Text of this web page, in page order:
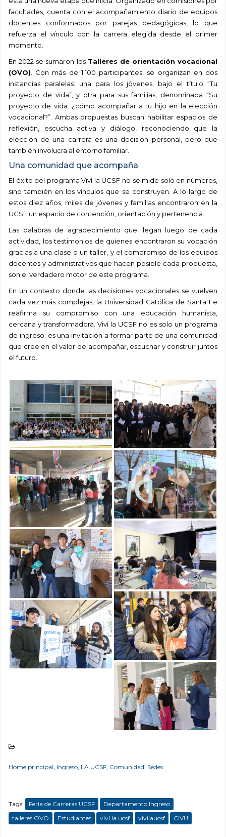
facultades, cuenta con el acompañamiento diario de equipos
docentes conformados por parejas pedagógicas, lo que
refuerza el vínculo con la carrera elegida desde el primer
momento.
En 2022 se sumaron los Talleres de orientación vocacional
(OVO) . Con más de 1.100 participantes, se organizan en dos
instancias paralelas: una para los jóvenes, bajo el título “Tu
proyecto de vida”, y otra para sus familias, denominada “Su
proyecto de vida: ¿cómo acompañar a tu hijo en la elección
vocacional?”. Ambas propuestas buscan habilitar espacios de
reflexión, escucha activa y diálogo, reconociendo que la
elección de una carrera es una decisión personal, pero que
también involucra al entorno familiar.
Una comunidad que acompaña
El éxito del programa Viví la UCSF no se mide solo en números,
sino también en los vínculos que se construyen. A lo largo de
estos diez años, miles de jóvenes y familias encontraron en la
UCSF un espacio de contención, orientación y pertenencia.
Las palabras de agradecimiento que llegan luego de cada
actividad, los testimonios de quienes encontraron su vocación
gracias a una clase o un taller, y el compromiso de los equipos
docentes y administrativos que hacen posible cada propuesta,
son el verdadero motor de este programa.
En un contexto donde las decisiones vocacionales se vuelven
cada vez más complejas, la Universidad Católica de Santa Fe
reafirma su compromiso con una educación humanista,
cercana y transformadora. Viví la UCSF no es solo un programa
de ingreso: es una invitación a formar parte de una comunidad
que cree en el valor de acompañar, escuchar y construir juntos
el futuro.
Home principal, Ingreso, LA UCSF, Comunidad, Sedes
Tags: Feria de Carreras UCSF
Departamento Ingreso
talleres OVO
Estudiantes viví la ucsf vivilaucsf CIVU